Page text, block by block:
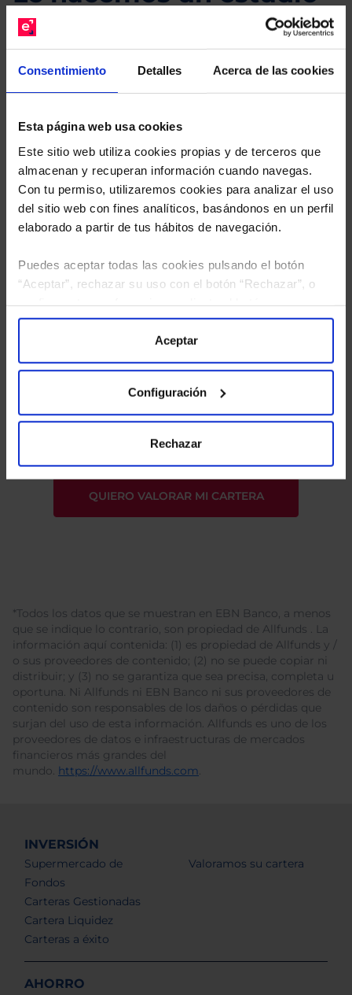
Consentimiento Detalles Acerca de las cookies
Esta página web usa cookies
Este sitio web utiliza cookies propias y de terceros que
almacenan y recuperan información cuando navegas.
Con tu permiso, utilizaremos cookies para analizar el uso
del sitio web con fines analíticos, basándonos en un perfil
elaborado a partir de tus hábitos de navegación.
Puedes aceptar todas las cookies pulsando el botón
“Aceptar”, rechazar su uso con el botón “Rechazar”, o
“Configuración”. Consulta nuestraPolítica
para más información.
Aceptar
Configuración
Rechazar
gratuito de su cartera.
sus Fondos y nuestros expertos le enviarán un
estudio gratuito de sus alternativas de Clases
la política de privacidad
y consiento el
*Todos los datos que se muestran en EBN Banco, a menos
que se indique lo contrario, son propiedad de Allfunds . La
información aquí contenida: (1) es propiedad de Allfunds y /
o sus proveedores de contenido; (2) no se puede copiar ni
distribuir; y (3) no se garantiza que sea precisa, completa u
oportuna. Ni Allfunds ni EBN Banco ni sus proveedores de
contenido son responsables de los daños o pérdidas que
surjan del uso de esta información. Allfunds es uno de los
proveedores de datos e infraestructuras de mercados
financieros más grandes del
mundo. https://www.allfunds.com.
INVERSIÓN
Supermercado de
Fondos
Carteras Gestionadas
Cartera Liquidez
Carteras a éxito
Valoramos su cartera
AHORRO